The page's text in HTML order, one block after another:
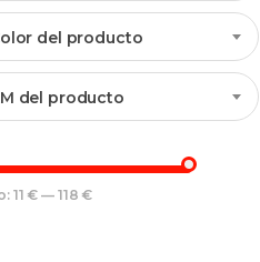
del producto
del producto
11 € — 118 €